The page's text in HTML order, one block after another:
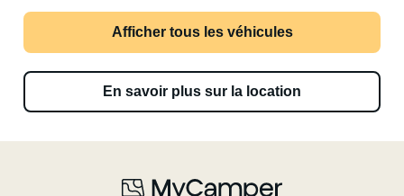
Afficher tous les véhicules
En savoir plus sur la location